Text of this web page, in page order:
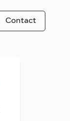
Contact